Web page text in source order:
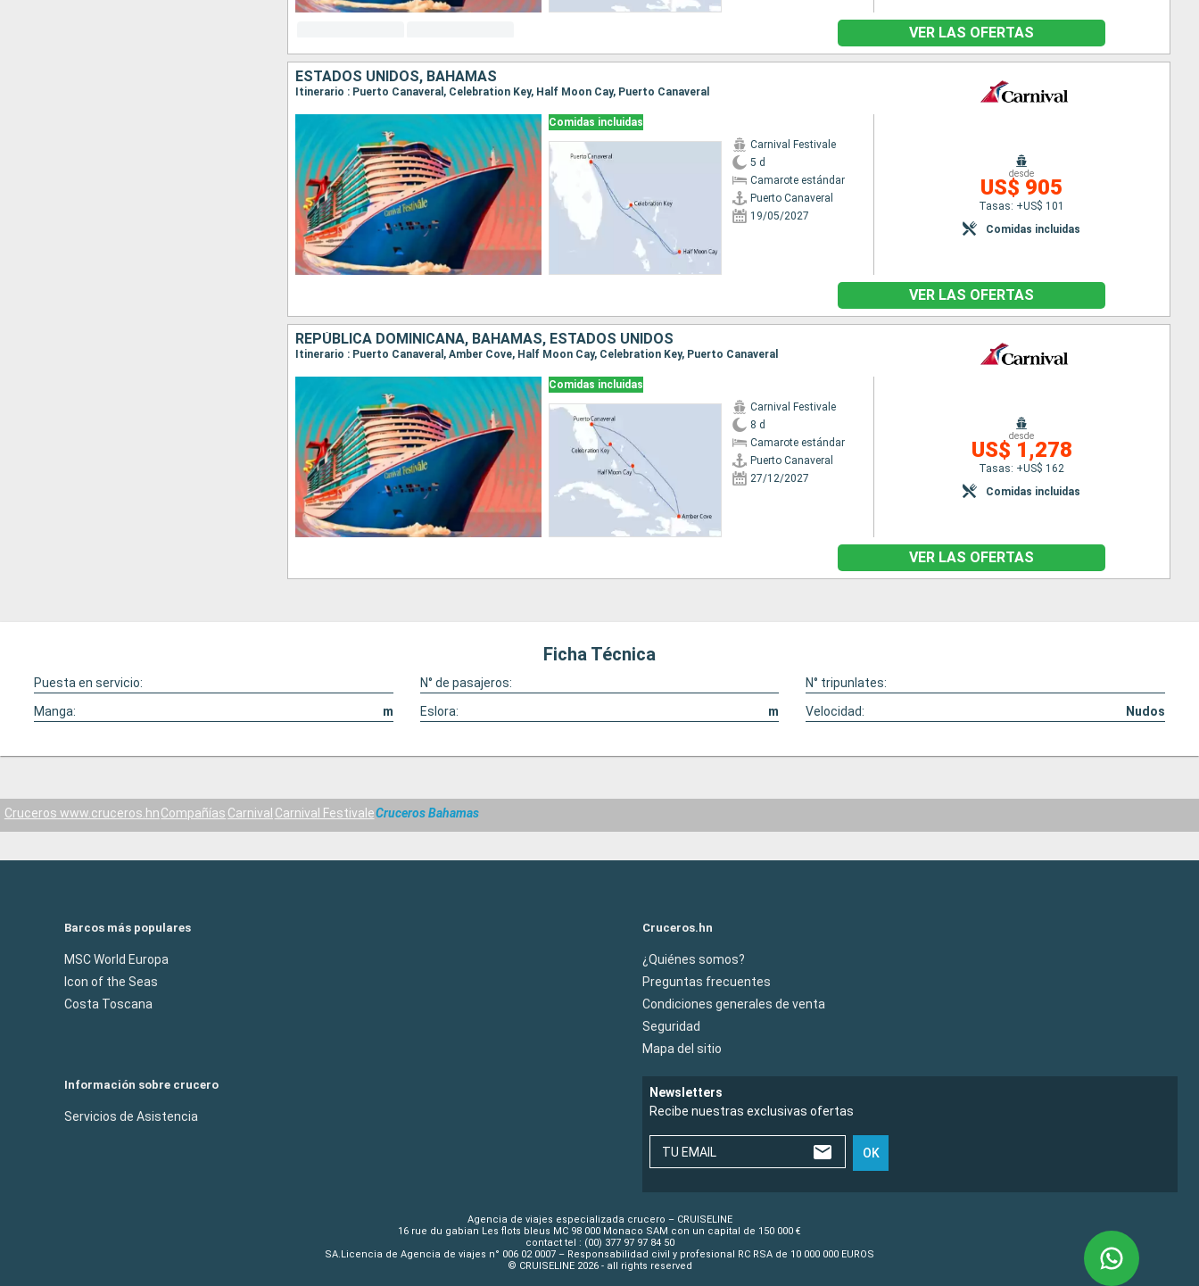
VER LAS OFERTAS
ESTADOS UNIDOS, BAHAMAS
Itinerario : Puerto Canaveral, Celebration Key, Half Moon Cay, Puerto Canaveral
Comidas incluidas
Carnival Festivale
5 d
Camarote estándar
Puerto Canaveral
19/05/2027
desde
US$ 905
Tasas: +US$ 101
Comidas incluidas
VER LAS OFERTAS
REPÚBLICA DOMINICANA, BAHAMAS, ESTADOS UNIDOS
Itinerario : Puerto Canaveral, Amber Cove, Half Moon Cay, Celebration Key, Puerto Canaveral
Comidas incluidas
Carnival Festivale
8 d
Camarote estándar
Puerto Canaveral
27/12/2027
desde
US$ 1,278
Tasas: +US$ 162
Comidas incluidas
VER LAS OFERTAS
Ficha Técnica
Puesta en servicio: N° de pasajeros:
N° tripunlates:
Manga:
m Eslora: m Velocidad: Nudos
Cruceros www.cruceros.hnCompañías Carnival Carnival FestivaleCruceros Bahamas
Barcos más populares
MSC World Europa
Icon of the Seas
Costa Toscana
Cruceros.hn
¿Quiénes somos?
Preguntas frecuentes
Condiciones generales de venta
Seguridad
Mapa del sitio
Información sobre crucero
Servicios de Asistencia
Newsletters
Recibe nuestras exclusivas ofertas
TU EMAIL OK
Agencia de viajes especializada crucero – CRUISELINE
16 rue du gabian Les flots bleus MC 98 000 Monaco SAM con un capital de 150 000 €
contact tel : (00) 377 97 97 84 50
SA.Licencia de Agencia de viajes n° 006 02 0007 – Responsabilidad civil y profesional RC RSA de 10 000 000 EUROS
© CRUISELINE 2026 - all rights reserved